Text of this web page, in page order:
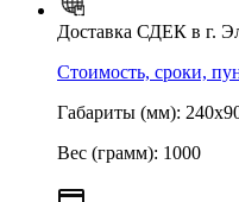
Доставка СДЕК в г.
Стоимость, сроки,
Габариты (мм):
Вес (грамм): 1000